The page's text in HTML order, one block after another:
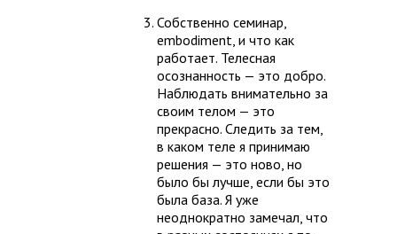
Собственно семинар,
embodiment, и что как
работает. Телесная
осознанность — это добро.
Наблюдать внимательно за
своим телом — это
прекрасно. Следить за тем,
в каком теле я принимаю
решения — это ново, но
было бы лучше, если бы это
была база. Я уже
неоднократно замечал, что